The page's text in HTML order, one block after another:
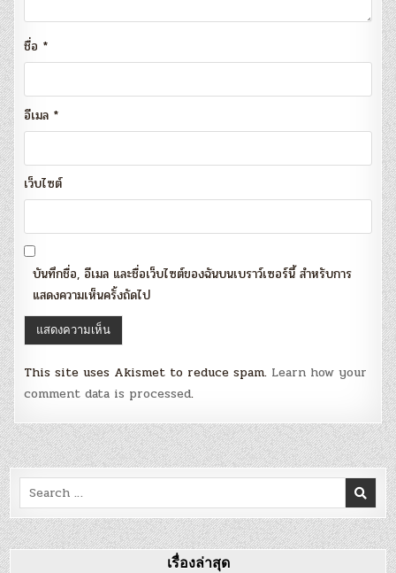
ชื่อ *
อีเมล *
เว็บไซต์
บันทึกชื่อ, อีเมล และชื่อเว็บไซต์ของฉันบนเบราว์เซอร์นี้ สำหรับการ
แสดงความเห็นครั้งถัดไป
This site uses Akismet to reduce spam. Learn how your
comment data is processed.
Search
for:
เรื่องล่าสุด